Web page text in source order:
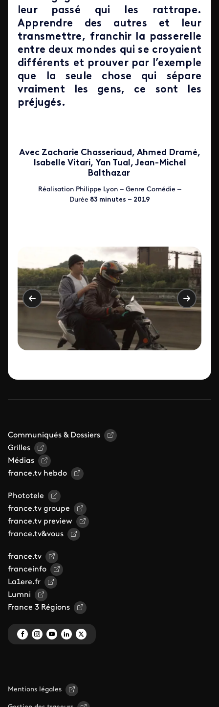
leur passé qui les rattrape.
Apprendre des autres et leur
transmettre, franchir la passerelle
entre deux mondes qui se croyaient
différents et prouver par l’exemple
que la seule chose qui sépare
vraiment les gens, ce sont les
préjugés.
Avec Zacharie Chasseriaud, Ahmed Dramé,
Isabelle Vitari, Yan Tual, Jean-Michel
Balthazar
Réalisation Philippe Lyon – Genre Comédie –
Durée 83 minutes – 2019
Communiqués & Dossiers
Grilles
Médias
france.tv hebdo
Phototele
france.tv groupe
france.tv preview
france.tv&vous
france.tv
franceinfo
La1ere.fr
Lumni
France 3 Régions
Mentions légales